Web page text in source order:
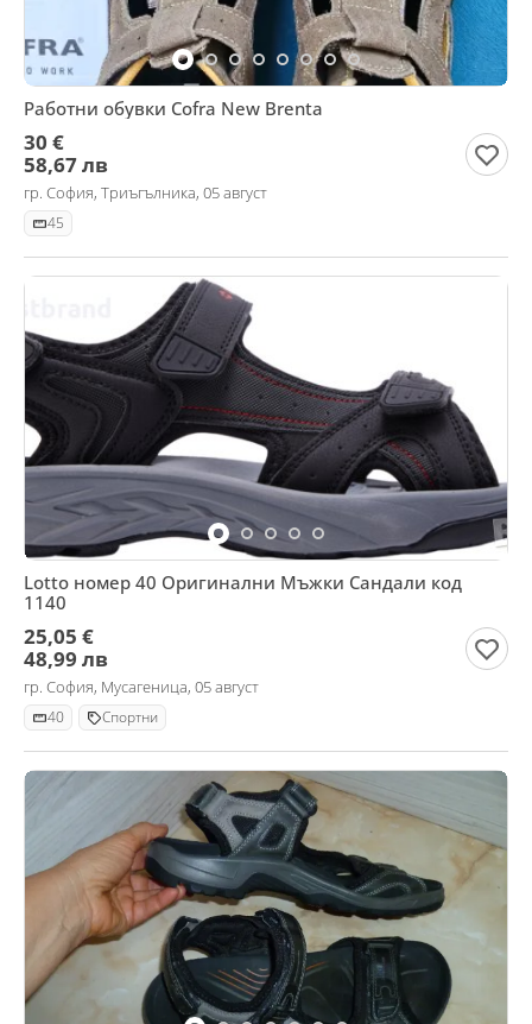
Работни обувки Cofra New Brenta
30 €
58,67 лв
гр. София, Триъгълника, 05 август
45
Lotto номер 40 Оригинални Мъжки Сандали код
1140
25,05 €
48,99 лв
гр. София, Мусагеница, 05 август
40 Спортни